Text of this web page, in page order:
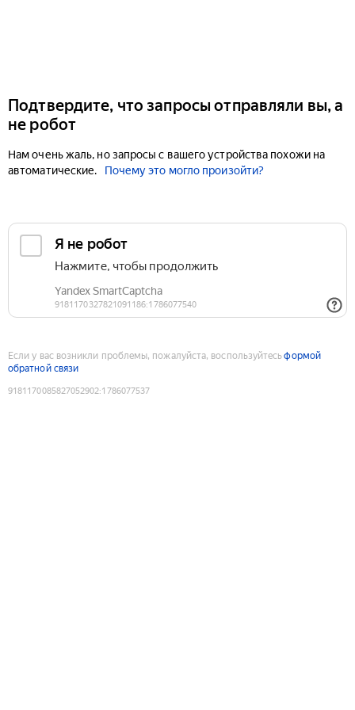
Подтвердите, что запросы отправляли вы, а
не робот
Нам очень жаль, но запросы с вашего устройства похожи на
автоматические.
Почему это могло произойти?
Если у вас возникли проблемы, пожалуйста, воспользуйтесьформой
обратной связи
9181170085827052902:1786077537